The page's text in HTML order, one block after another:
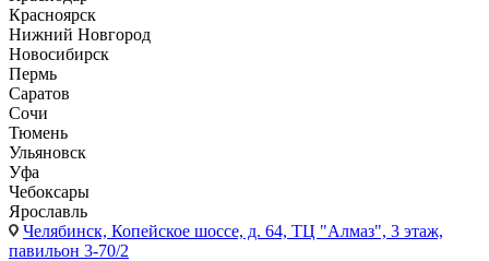
Красноярск
Нижний Новгород
Новосибирск
Пермь
Саратов
Сочи
Тюмень
Ульяновск
Уфа
Чебоксары
Ярославль
Челябинск, Копейское шоссе, д. 64, ТЦ "Алмаз", 3 этаж,
павильон 3-70/2